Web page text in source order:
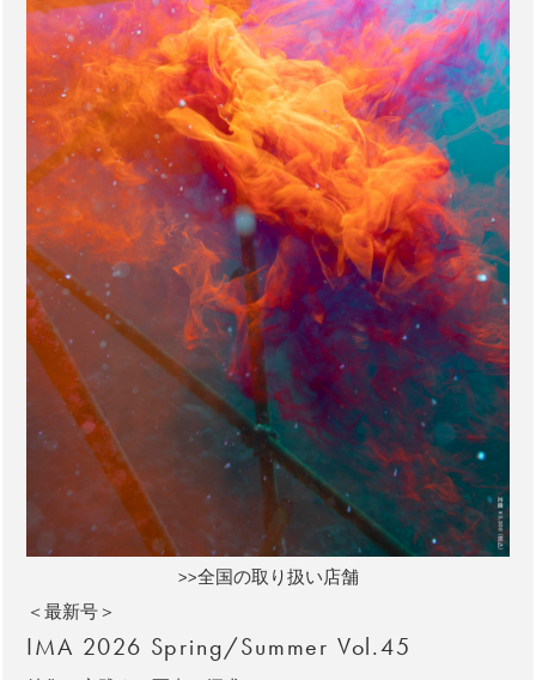
>>全国の取り扱い店舗
＜最新号＞
IMA 2026 Spring/Summer Vol.45